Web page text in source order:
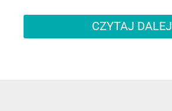
CZYTAJ DALEJ